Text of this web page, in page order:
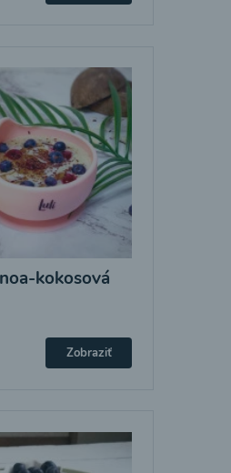
kokosová
Zobraziť